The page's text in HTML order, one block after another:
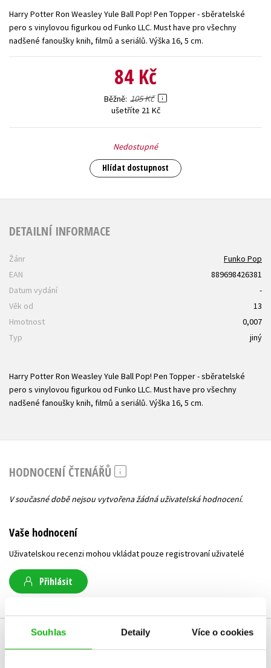
Souhlas Detaily Více o cookies
Young adult (SK)
Zahraniční literatura Zdraví a životní styl
Všechny tituly
Harry Potter Ron Weasley Yule Ball Pop! Pen Topper - sběratelské
pero s vinylovou figurkou od Funko LLC. Must have pro všechny
nadšené fanoušky knih, filmů a seriálů. Výška 16, 5 cm.
84 Kč
Běžně 105 Kč
ušetříte 21 Kč
Nedostupné
Hlídat dostupnost
DETAILNÍ INFORMACE
Žánr
Funko Pop
EAN
889698426381
Datum vydání
-
Věk od
13
Hmotnost
0,007
Typ
jiný
Harry Potter Ron Weasley Yule Ball Pop! Pen Topper - sběratelské
pero s vinylovou figurkou od Funko LLC. Must have pro všechny
nadšené fanoušky knih, filmů a seriálů. Výška 16, 5 cm.
HODNOCENÍ ČTENÁŘŮ
V současné době nejsou vytvořena žádná uživatelská hodnocení.
Vaše hodnocení
Uživatelskou recenzi mohou vkládat pouze registrovaní uživatelé
Přihlásit
MOHLO BY VÁS TAKÉ ZAJÍMAT